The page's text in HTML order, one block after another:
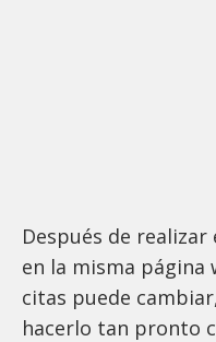
Después de
en la misma página
citas puede
hacerlo tan pronto